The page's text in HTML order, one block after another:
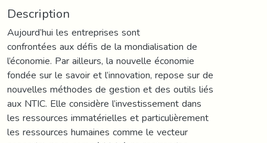
Description
Aujourd’hui les entreprises sont
confrontées aux défis de la mondialisation de
l’économie. Par ailleurs, la nouvelle économie
fondée sur le savoir et l’innovation, repose sur de
nouvelles méthodes de gestion et des outils liés
aux NTIC. Elle considère l’investissement dans
les ressources immatérielles et particulièrement
les ressources humaines comme le vecteur